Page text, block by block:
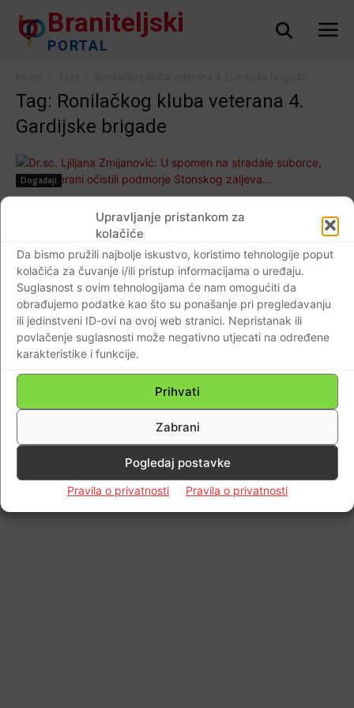
Upravljanje pristankom za
kolačiće
Da bismo pružili najbolje iskustvo, koristimo tehnologije poput
kolačića za čuvanje i/ili pristup informacijama o uređaju.
Suglasnost s ovim tehnologijama će nam omogućiti da
obrađujemo podatke kao što su ponašanje pri pregledavanju
ili jedinstveni ID-ovi na ovoj web stranici. Nepristanak ili
povlačenje suglasnosti može negativno utjecati na određene
karakteristike i funkcije.
Prihvati
Zabrani
Pogledaj postavke
Pravila o privatnosti Pravila o privatnosti
Braniteljski
PORTAL
Tag: Ronilačkog kluba veterana 4.
Gardijske brigade
Događaji
Dr.sc. Ljiljana Zmijanović: U spomen na
stradale suborce, ratni veterani očistili
podmorje Stonskog zaljeva…
Braniteljski portal - 25.03.2019
Impressum Kontaktirajte nas Pravila o privatnosti
© Newspaper WordPress Theme by TagDiv